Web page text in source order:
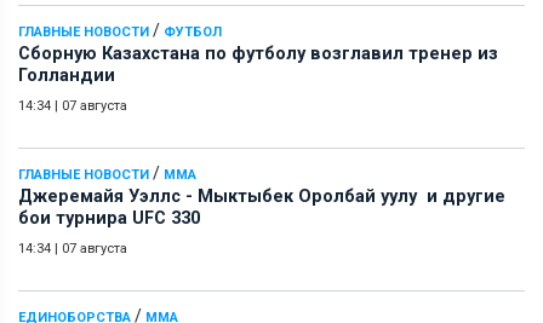
ГЛАВНЫЕ НОВОСТИ / ФУТБОЛ
Сборную Казахстана по футболу возглавил тренер из
Голландии
14:34 | 07 августа
ГЛАВНЫЕ НОВОСТИ / ММА
Джеремайя Уэллс - Мыктыбек Оролбай уулу и другие
бои турнира UFC 330
14:34 | 07 августа
ЕДИНОБОРСТВА / ММА